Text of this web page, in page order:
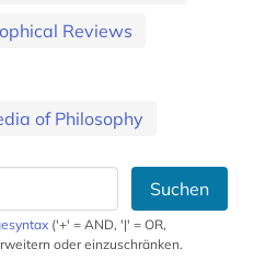
Reviews
of Philosophy
Suchen
('+' = AND, '|' = OR,
oder einzuschränken.